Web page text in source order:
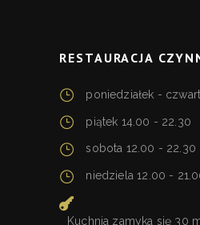
RESTAURACJA
poniedziałek -
piątek 14.00 - 22.30
sobota 12.00 - 22.30
niedziela 12.00 -
Kuchnia zamyka się 30